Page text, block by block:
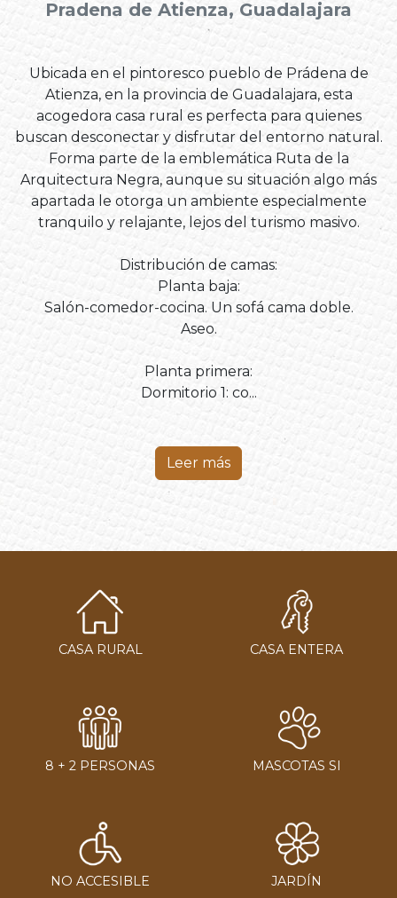
Pradena de Atienza, Guadalajara
Ubicada en el pintoresco pueblo de Prádena de
Atienza, en la provincia de Guadalajara, esta
acogedora casa rural es perfecta para quienes
buscan desconectar y disfrutar del entorno natural.
Forma parte de la emblemática Ruta de la
Arquitectura Negra, aunque su situación algo más
apartada le otorga un ambiente especialmente
tranquilo y relajante, lejos del turismo masivo.
Distribución de camas:
Planta baja:
Salón-comedor-cocina. Un sofá cama doble.
Aseo.
Planta primera:
Dormitorio 1: co...
Leer más
CASA RURAL CASA ENTERA
8 + 2 PERSONAS MASCOTAS SI
NO ACCESIBLE JARDÍN